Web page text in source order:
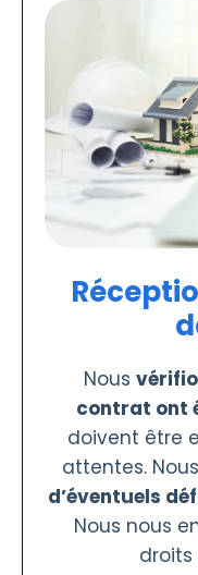
Nous
contrat ont
doivent être
attentes. Nous
d’éventuels
Nous nous
droits